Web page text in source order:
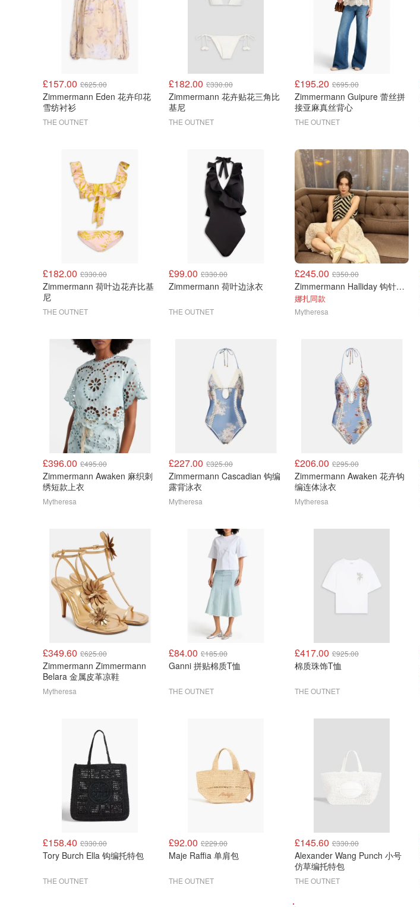
£157.00 £625.00
Zimmermann Eden 花卉印花
雪纺衬衫
THE OUTNET
£182.00 £330.00
Zimmermann 花卉贴花三角比
基尼
THE OUTNET
£195.20 £695.00
Zimmermann Guipure 蕾丝拼
接亚麻真丝背心
THE OUTNET
£182.00 £330.00
Zimmermann 荷叶边花卉比基
尼
THE OUTNET
£99.00 £330.00
Zimmermann 荷叶边泳衣
THE OUTNET
£245.00 £350.00
Zimmermann Halliday 钩针棉质上衣
娜扎同款
Mytheresa
£396.00 £495.00
Zimmermann Awaken 麻织刺
绣短款上衣
Mytheresa
£227.00 £325.00
Zimmermann Cascadian 钩编
露背泳衣
Mytheresa
£206.00 £295.00
Zimmermann Awaken 花卉钩
编连体泳衣
Mytheresa
£349.60 £625.00
Zimmermann Zimmermann
Belara 金属皮革凉鞋
Mytheresa
£84.00 £185.00
Ganni 拼贴棉质T恤
THE OUTNET
£417.00 £925.00
棉质珠饰T恤
THE OUTNET
£158.40 £330.00
Tory Burch Ella 钩编托特包
THE OUTNET
£92.00 £229.00
Maje Raffia 单肩包
THE OUTNET
£145.60 £330.00
Alexander Wang Punch 小号
仿草编托特包
THE OUTNET